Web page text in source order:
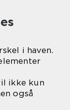
i haven.
ikke kun
også